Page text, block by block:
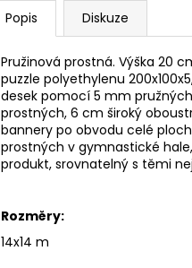
Popis Diskuze
Pružinová prostná. Výška 20
puzzle polyethylenu
desek pomocí 5 mm
prostných, 6 cm široký
bannery po obvodu celé
prostných v gymnastické
produkt, srovnatelný s těmi
Rozměry:
14x14 m